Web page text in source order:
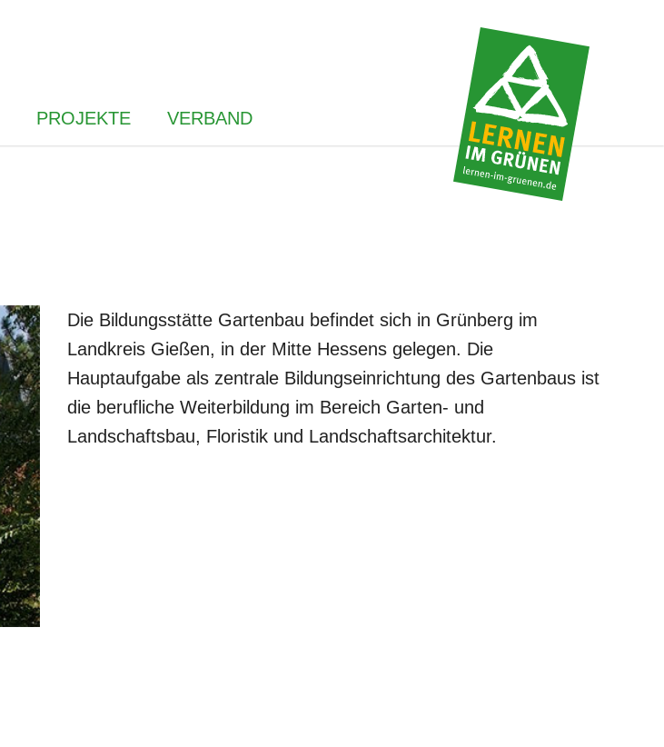
PROJEKTE VERBAND
Die Bildungsstätte Gartenbau befindet sich in Grünberg im
Landkreis Gießen, in der Mitte Hessens gelegen. Die
Hauptaufgabe als zentrale Bildungseinrichtung des Gartenbaus ist
die berufliche Weiterbildung im Bereich Garten- und
Landschaftsbau, Floristik und Landschaftsarchitektur.